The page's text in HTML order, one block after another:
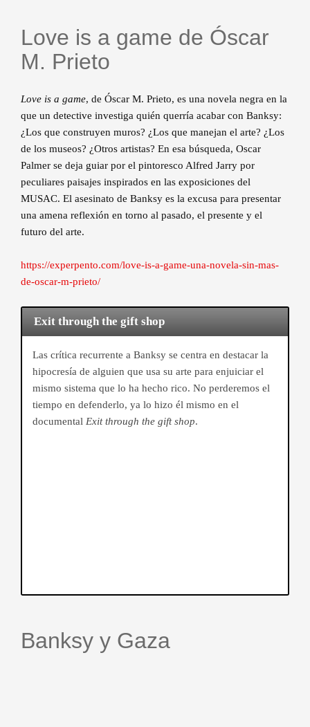
Love is a game de Óscar
M. Prieto
Love is a game, de Óscar M. Prieto, es una novela negra en la
que un detective investiga quién querría acabar con Banksy:
¿Los que construyen muros? ¿Los que manejan el arte? ¿Los
de los museos? ¿Otros artistas? En esa búsqueda, Oscar
Palmer se deja guiar por el pintoresco Alfred Jarry por
peculiares paisajes inspirados en las exposiciones del
MUSAC. El asesinato de Banksy es la excusa para presentar
una amena reflexión en torno al pasado, el presente y el
futuro del arte.
https://experpento.com/love-is-a-game-una-novela-sin-mas-
de-oscar-m-prieto/
Exit through the gift shop
Las crítica recurrente a Banksy se centra en destacar la
hipocresía de alguien que usa su arte para enjuiciar el
mismo sistema que lo ha hecho rico. No perderemos el
tiempo en defenderlo, ya lo hizo él mismo en el
documental Exit through the gift shop.
Banksy y Gaza